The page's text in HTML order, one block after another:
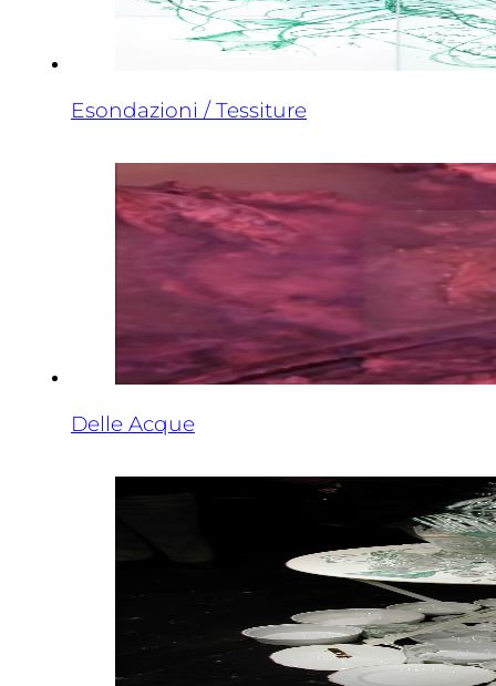
Esondazioni / Tessiture
Delle Acque